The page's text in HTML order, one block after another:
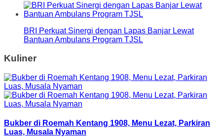
BRI Perkuat Sinergi dengan Lapas Banjar Lewat
Bantuan Ambulans Program TJSL
Kuliner
Bukber di Roemah Kentang 1908, Menu Lezat, Parkiran
Luas, Musala Nyaman